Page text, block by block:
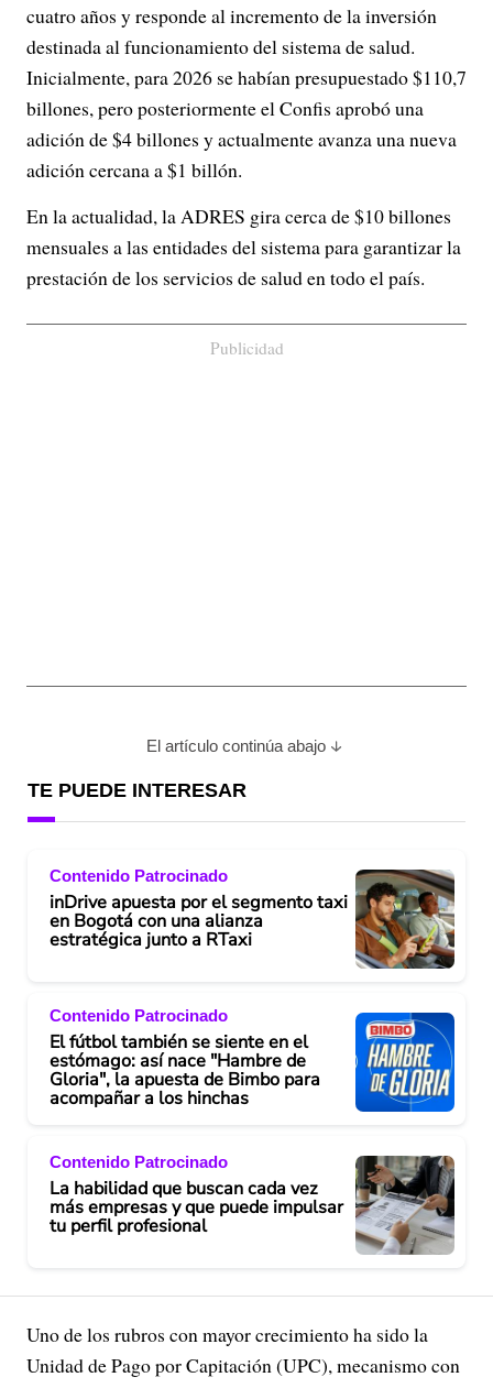
cuatro años y responde al incremento de la inversión
destinada al funcionamiento del sistema de salud.
Inicialmente, para 2026 se habían presupuestado $110,7
billones, pero posteriormente el Confis aprobó una
adición de $4 billones y actualmente avanza una nueva
adición cercana a $1 billón.
En la actualidad, la ADRES gira cerca de $10 billones
mensuales a las entidades del sistema para garantizar la
prestación de los servicios de salud en todo el país.
Publicidad
El artículo continúa abajo
TE PUEDE INTERESAR
Contenido Patrocinado
inDrive apuesta por el segmento taxi
en Bogotá con una alianza
estratégica junto a RTaxi
Contenido Patrocinado
El fútbol también se siente en el
estómago: así nace "Hambre de
Gloria", la apuesta de Bimbo para
acompañar a los hinchas
Contenido Patrocinado
La habilidad que buscan cada vez
más empresas y que puede impulsar
tu perfil profesional
Uno de los rubros con mayor crecimiento ha sido la
Unidad de Pago por Capitación (UPC), mecanismo con